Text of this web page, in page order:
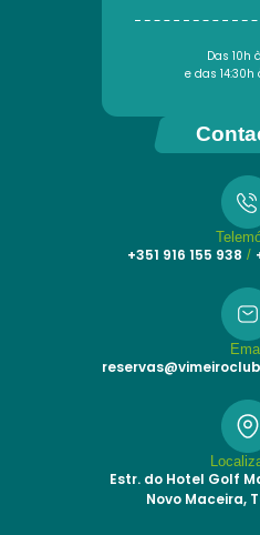
Das 10h
e das 14:30h
+351 916 155 938 /
Estr. do Hotel Golf
Novo Maceira,